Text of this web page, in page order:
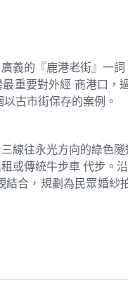
義的『鹿港老街』一
重要對外經 商港口
古市街保存的案例。
線往永光方向的綠色
或傳統牛步車 代步。
結合，規劃為民眾婚